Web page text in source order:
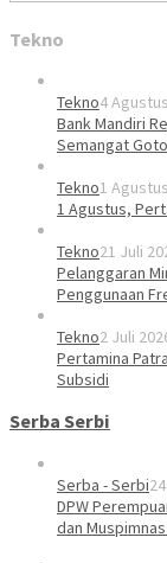
Tekno
Tekno4
Bank Mandiri
Semangat
Tekno1
1 Agustus,
Tekno21 Juli
Pelanggaran
Penggunaan
Tekno2 Juli
Pertamina
Subsidi
Serba Serbi
Serba - Serbi
DPW
dan